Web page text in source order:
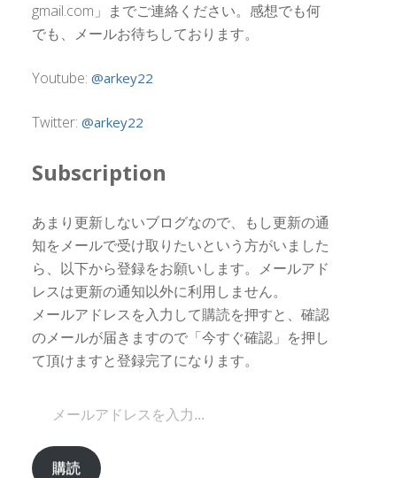
gmail.com」までご連絡ください。感想でも何
でも、メールお待ちしております。
Youtube: @arkey22
Twitter: @arkey22
Subscription
あまり更新しないブログなので、もし更新の通
知をメールで受け取りたいという方がいました
ら、以下から登録をお願いします。メールアド
レスは更新の通知以外に利用しません。
メールアドレスを入力して購読を押すと、確認
のメールが届きますので「今すぐ確認」を押し
て頂けますと登録完了になります。
購読